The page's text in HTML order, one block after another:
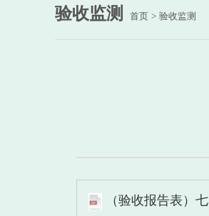
验收监测 首页 > 验收监测
（验收报告表）